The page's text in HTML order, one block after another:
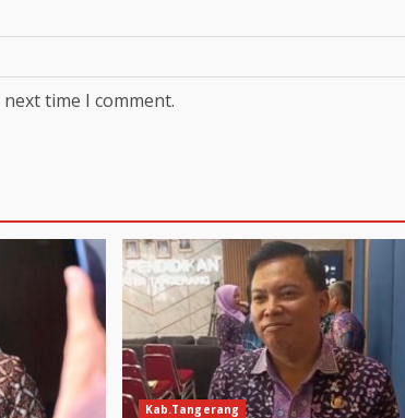
time I comment.
Kab.Tangerang